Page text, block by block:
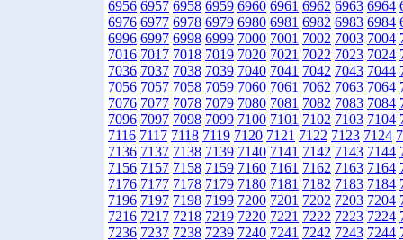
6956 6957 6958 6959 6960 6961 6962 6963 6964
6976 6977 6978 6979 6980 6981 6982 6983 6984
6996 6997 6998 6999 7000 7001 7002 7003 7004
7016 7017 7018 7019 7020 7021 7022 7023 7024
7036 7037 7038 7039 7040 7041 7042 7043 7044
7056 7057 7058 7059 7060 7061 7062 7063 7064
7076 7077 7078 7079 7080 7081 7082 7083 7084
7096 7097 7098 7099 7100 7101 7102 7103 7104
7116 7117 7118 7119 7120 7121 7122 7123 7124
7136 7137 7138 7139 7140 7141 7142 7143 7144
7156 7157 7158 7159 7160 7161 7162 7163 7164
7176 7177 7178 7179 7180 7181 7182 7183 7184
7196 7197 7198 7199 7200 7201 7202 7203 7204
7216 7217 7218 7219 7220 7221 7222 7223 7224
7236 7237 7238 7239 7240 7241 7242 7243 7244